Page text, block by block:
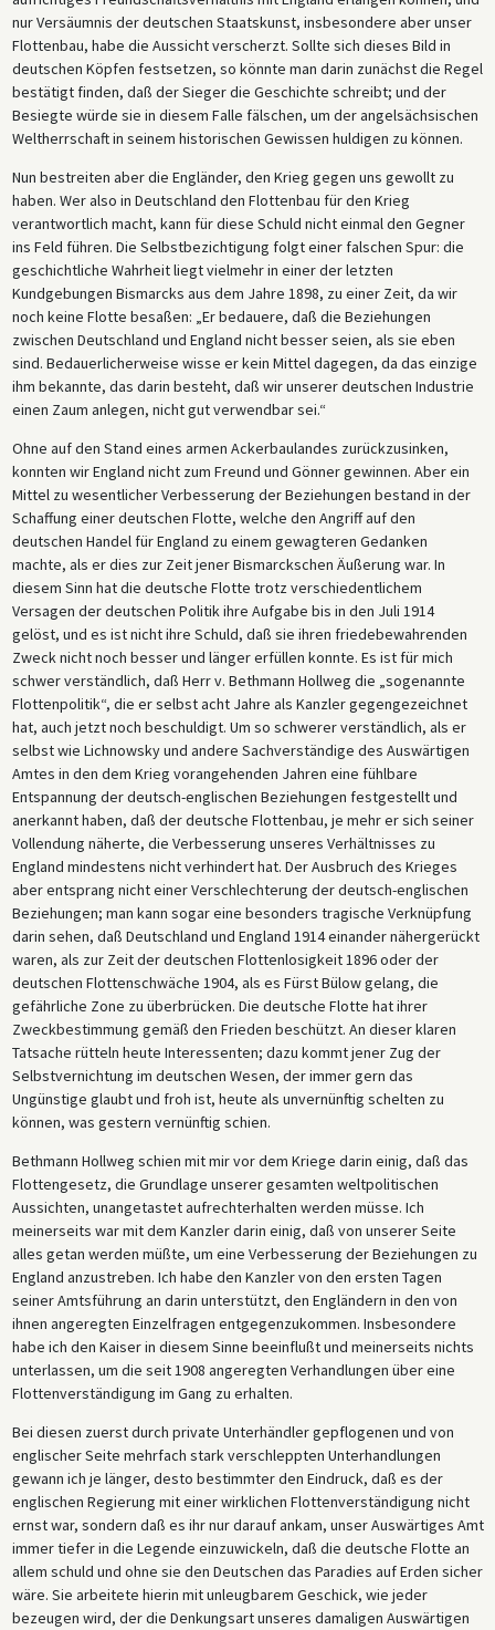
nur Versäumnis der deutschen Staatskunst, insbesondere aber unser
Flottenbau, habe die Aussicht verscherzt. Sollte sich dieses Bild in
deutschen Köpfen festsetzen, so könnte man darin zunächst die Regel
bestätigt finden, daß der Sieger die Geschichte schreibt; und der
Besiegte würde sie in diesem Falle fälschen, um der angelsächsischen
Weltherrschaft in seinem historischen Gewissen huldigen zu können.
Nun bestreiten aber die Engländer, den Krieg gegen uns gewollt zu
haben. Wer also in Deutschland den Flottenbau für den Krieg
verantwortlich macht, kann für diese Schuld nicht einmal den Gegner
ins Feld führen. Die Selbstbezichtigung folgt einer falschen Spur: die
geschichtliche Wahrheit liegt vielmehr in einer der letzten
Kundgebungen Bismarcks aus dem Jahre 1898, zu einer Zeit, da wir
noch keine Flotte besaßen: „Er bedauere, daß die Beziehungen
zwischen Deutschland und England nicht besser seien, als sie eben
sind. Bedauerlicherweise wisse er kein Mittel dagegen, da das einzige
ihm bekannte, das darin besteht, daß wir unserer deutschen Industrie
einen Zaum anlegen, nicht gut verwendbar sei.“
Ohne auf den Stand eines armen Ackerbaulandes zurückzusinken,
konnten wir England nicht zum Freund und Gönner gewinnen. Aber ein
Mittel zu wesentlicher Verbesserung der Beziehungen bestand in der
Schaffung einer deutschen Flotte, welche den Angriff auf den
deutschen Handel für England zu einem gewagteren Gedanken
machte, als er dies zur Zeit jener Bismarckschen Äußerung war. In
diesem Sinn hat die deutsche Flotte trotz verschiedentlichem
Versagen der deutschen Politik ihre Aufgabe bis in den Juli 1914
gelöst, und es ist nicht ihre Schuld, daß sie ihren friedebewahrenden
Zweck nicht noch besser und länger erfüllen konnte. Es ist für mich
schwer verständlich, daß Herr v. Bethmann Hollweg die „sogenannte
Flottenpolitik“, die er selbst acht Jahre als Kanzler gegengezeichnet
hat, auch jetzt noch beschuldigt. Um so schwerer verständlich, als er
selbst wie Lichnowsky und andere Sachverständige des Auswärtigen
Amtes in den dem Krieg vorangehenden Jahren eine fühlbare
Entspannung der deutsch-englischen Beziehungen festgestellt und
anerkannt haben, daß der deutsche Flottenbau, je mehr er sich seiner
Vollendung näherte, die Verbesserung unseres Verhältnisses zu
England mindestens nicht verhindert hat. Der Ausbruch des Krieges
aber entsprang nicht einer Verschlechterung der deutsch-englischen
Beziehungen; man kann sogar eine besonders tragische Verknüpfung
darin sehen, daß Deutschland und England 1914 einander nähergerückt
waren, als zur Zeit der deutschen Flottenlosigkeit 1896 oder der
deutschen Flottenschwäche 1904, als es Fürst Bülow gelang, die
gefährliche Zone zu überbrücken. Die deutsche Flotte hat ihrer
Zweckbestimmung gemäß den Frieden beschützt. An dieser klaren
Tatsache rütteln heute Interessenten; dazu kommt jener Zug der
Selbstvernichtung im deutschen Wesen, der immer gern das
Ungünstige glaubt und froh ist, heute als unvernünftig schelten zu
können, was gestern vernünftig schien.
Bethmann Hollweg schien mit mir vor dem Kriege darin einig, daß das
Flottengesetz, die Grundlage unserer gesamten weltpolitischen
Aussichten, unangetastet aufrechterhalten werden müsse. Ich
meinerseits war mit dem Kanzler darin einig, daß von unserer Seite
alles getan werden müßte, um eine Verbesserung der Beziehungen zu
England anzustreben. Ich habe den Kanzler von den ersten Tagen
seiner Amtsführung an darin unterstützt, den Engländern in den von
ihnen angeregten Einzelfragen entgegenzukommen. Insbesondere
habe ich den Kaiser in diesem Sinne beeinflußt und meinerseits nichts
unterlassen, um die seit 1908 angeregten Verhandlungen über eine
Flottenverständigung im Gang zu erhalten.
Bei diesen zuerst durch private Unterhändler gepflogenen und von
englischer Seite mehrfach stark verschleppten Unterhandlungen
gewann ich je länger, desto bestimmter den Eindruck, daß es der
englischen Regierung mit einer wirklichen Flottenverständigung nicht
ernst war, sondern daß es ihr nur darauf ankam, unser Auswärtiges Amt
immer tiefer in die Legende einzuwickeln, daß die deutsche Flotte an
allem schuld und ohne sie den Deutschen das Paradies auf Erden sicher
wäre. Sie arbeitete hierin mit unleugbarem Geschick, wie jeder
bezeugen wird, der die Denkungsart unseres damaligen Auswärtigen